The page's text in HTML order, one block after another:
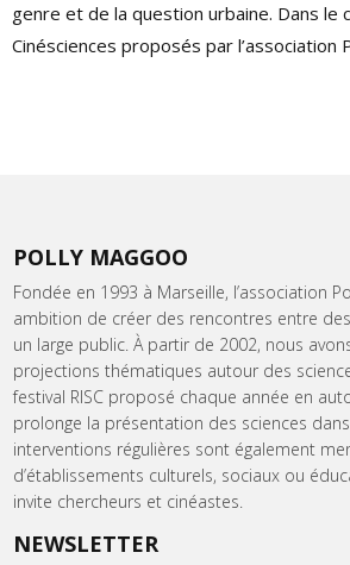
genre et de la question urbaine. Dans le
Cinésciences proposés par l’association
POLLY MAGGOO
Fondée en 1993 à Marseille, l’association
ambition de créer des rencontres entre
un large public. À partir de 2002, nous
projections thématiques autour des
festival RISC proposé chaque année en
prolonge la présentation des sciences
interventions régulières sont également
d’établissements culturels, sociaux ou
invite chercheurs et cinéastes.
NEWSLETTER